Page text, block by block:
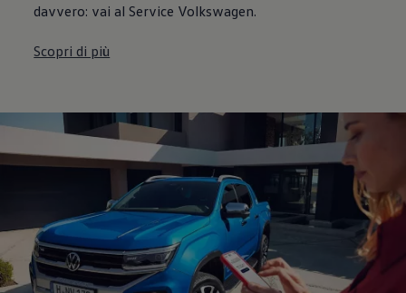
davvero: vai al Service Volkswagen.
Scopri di più